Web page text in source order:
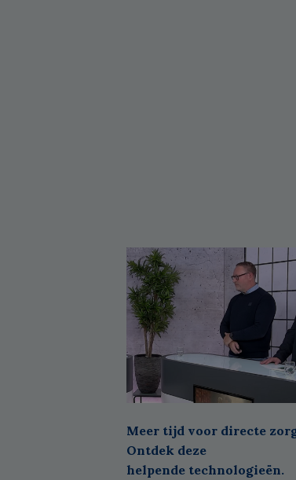
Meer tijd voor directe
Ontdek deze
helpende technologieën.